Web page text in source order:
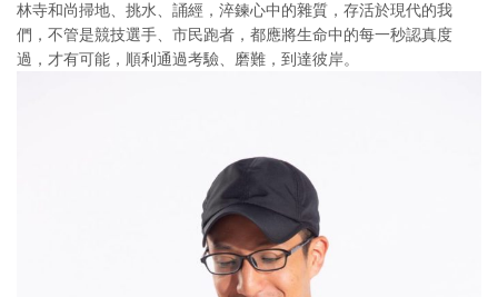
林寺和尚掃地、挑水、誦經，淬鍊心中的雜質，存活於現代的我
們，不管是競技選手、市民跑者，都應將生命中的每一秒認真度
過，才有可能，順利通過考驗、磨難，到達彼岸。